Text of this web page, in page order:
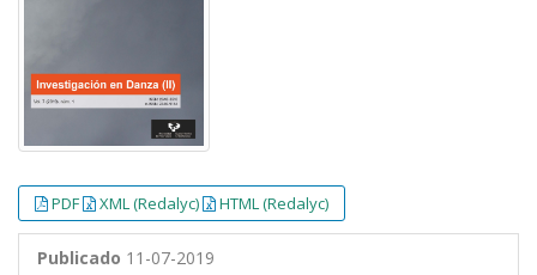
PDF XML (Redalyc) HTML (Redalyc)
Publicado 11-07-2019